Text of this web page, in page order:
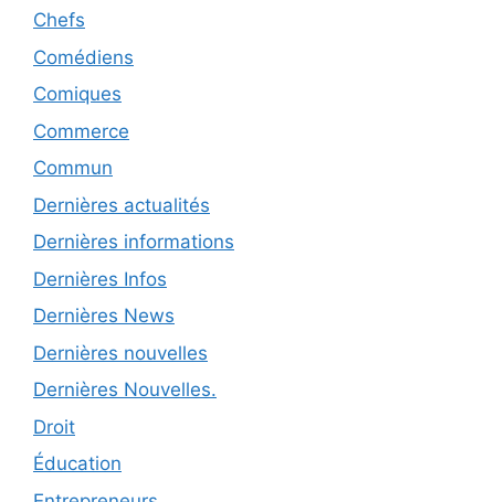
Chefs
Comédiens
Comiques
Commerce
Commun
Dernières actualités
Dernières informations
Dernières Infos
Dernières News
Dernières nouvelles
Dernières Nouvelles.
Droit
Éducation